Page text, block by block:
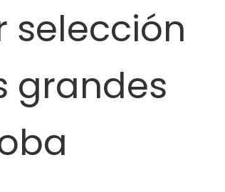
selección
grandes